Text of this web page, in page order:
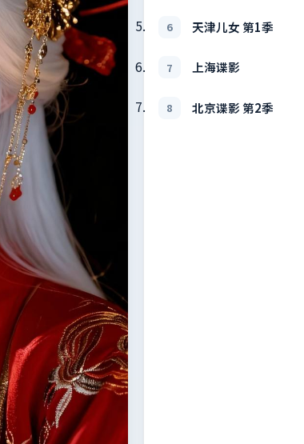
6 天津儿女 第1季
7 上海谍影
8 北京谍影 第2季